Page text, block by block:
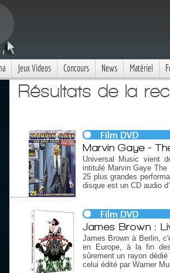
Jeux Videos Concours News Matériel
Résultats de la
Marvin Gaye -
Universal Music vient
intitulé Marvin Gaye
25 plus grandes
disque est un CD audio
James Brown :
James Brown à Berlin,
en Europe, à la fin
sûrement un rayon
celui édité par Warner